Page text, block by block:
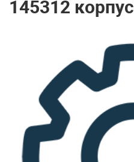
145312 корпус